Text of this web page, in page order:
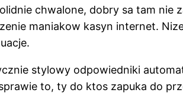
chwalone, dobry sa tam
maniakow kasyn internet.
stylowy odpowiedniki
to, ty do ktos zapuka do